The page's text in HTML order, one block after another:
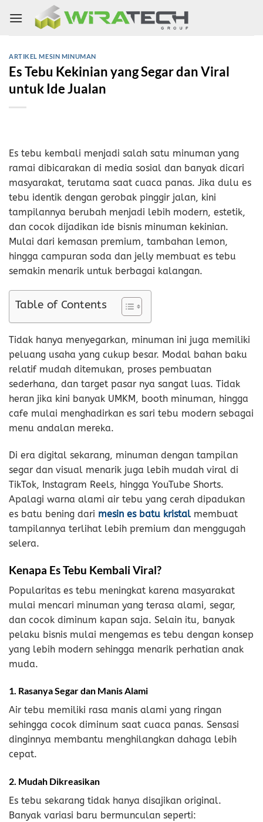
ARTIKEL MESIN MINUMAN
Es Tebu Kekinian yang Segar dan Viral
untuk Ide Jualan
Es tebu kembali menjadi salah satu minuman yang
ramai dibicarakan di media sosial dan banyak dicari
masyarakat, terutama saat cuaca panas. Jika dulu es
tebu identik dengan gerobak pinggir jalan, kini
tampilannya berubah menjadi lebih modern, estetik,
dan cocok dijadikan ide bisnis minuman kekinian.
Mulai dari kemasan premium, tambahan lemon,
hingga campuran soda dan jelly membuat es tebu
semakin menarik untuk berbagai kalangan.
Table of Contents
Tidak hanya menyegarkan, minuman ini juga memiliki
peluang usaha yang cukup besar. Modal bahan baku
relatif mudah ditemukan, proses pembuatan
sederhana, dan target pasar nya sangat luas. Tidak
heran jika kini banyak UMKM, booth minuman, hingga
cafe mulai menghadirkan es sari tebu modern sebagai
menu andalan mereka.
Di era digital sekarang, minuman dengan tampilan
segar dan visual menarik juga lebih mudah viral di
TikTok, Instagram Reels, hingga YouTube Shorts.
Apalagi warna alami air tebu yang cerah dipadukan
es batu bening dari mesin es batu kristal membuat
tampilannya terlihat lebih premium dan menggugah
selera.
Kenapa Es Tebu Kembali Viral?
Popularitas es tebu meningkat karena masyarakat
mulai mencari minuman yang terasa alami, segar,
dan cocok diminum kapan saja. Selain itu, banyak
pelaku bisnis mulai mengemas es tebu dengan konsep
yang lebih modern sehingga menarik perhatian anak
muda.
1. Rasanya Segar dan Manis Alami
Air tebu memiliki rasa manis alami yang ringan
sehingga cocok diminum saat cuaca panas. Sensasi
dinginnya membantu menghilangkan dahaga lebih
cepat.
2. Mudah Dikreasikan
Es tebu sekarang tidak hanya disajikan original.
Banyak variasi baru bermunculan seperti: